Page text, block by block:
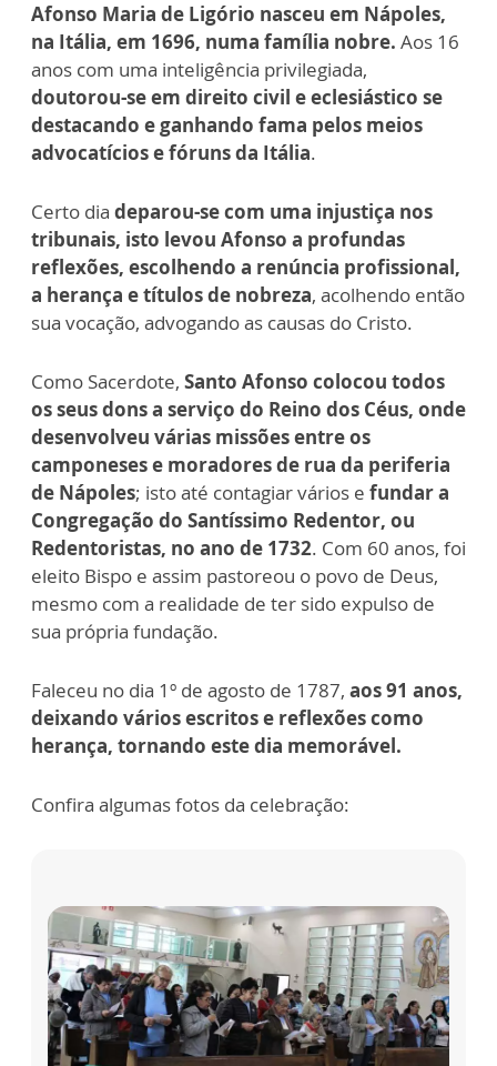
Afonso Maria de Ligório nasceu em Nápoles,
na Itália, em 1696, numa família nobre. Aos 16
anos com uma inteligência privilegiada,
doutorou-se em direito civil e eclesiástico se
destacando e ganhando fama pelos meios
advocatícios e fóruns da Itália.
Certo dia deparou-se com uma injustiça nos
tribunais, isto levou Afonso a profundas
reflexões, escolhendo a renúncia profissional,
a herança e títulos de nobreza, acolhendo então
sua vocação, advogando as causas do Cristo.
Como Sacerdote, Santo Afonso colocou todos
os seus dons a serviço do Reino dos Céus, onde
desenvolveu várias missões entre os
camponeses e moradores de rua da periferia
de Nápoles; isto até contagiar vários e fundar a
Congregação do Santíssimo Redentor, ou
Redentoristas, no ano de 1732. Com 60 anos, foi
eleito Bispo e assim pastoreou o povo de Deus,
mesmo com a realidade de ter sido expulso de
sua própria fundação.
Faleceu no dia 1º de agosto de 1787, aos 91 anos,
deixando vários escritos e reflexões como
herança, tornando este dia memorável.
Confira algumas fotos da celebração: